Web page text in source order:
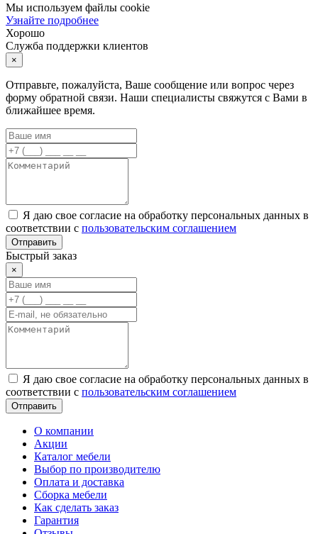
Мы используем файлы cookie
Узнайте подробнее
Хорошо
Служба поддержки клиентов
×
Отправьте, пожалуйста, Ваше сообщение или вопрос через
форму обратной связи. Наши специалисты свяжутся с Вами в
ближайшее время.
Я даю свое согласие на обработку персональных данных в
соответствии с пользовательским соглашением
Отправить
Быстрый заказ
×
Я даю свое согласие на обработку персональных данных в
соответствии с пользовательским соглашением
Отправить
О компании
Акции
Каталог мебели
Выбор по производителю
Оплата и доставка
Сборка мебели
Как сделать заказ
Гарантия